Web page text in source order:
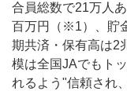
合員総数で21万人
百万円（※1）、貯
期共済・保有高は2
模は全国JAでもト
れるよう"信頼され